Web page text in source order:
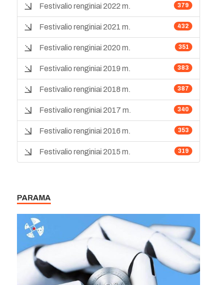
379
Festivalio renginiai 2022 m.
432
Festivalio renginiai 2021 m.
351
Festivalio renginiai 2020 m.
383
Festivalio renginiai 2019 m.
387
Festivalio renginiai 2018 m.
340
Festivalio renginiai 2017 m.
353
Festivalio renginiai 2016 m.
319
Festivalio renginiai 2015 m.
PARAMA